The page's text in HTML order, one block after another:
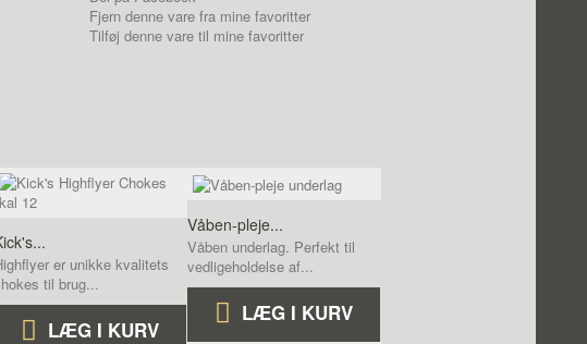
Fjern denne vare fra mine favoritter
Tilføj denne vare til mine favoritter
er unikke kvalitets
til brug...
LÆG I KURV
Våben-pleje...
Våben underlag. Perfekt til
vedligeholdelse af...
LÆG I KURV